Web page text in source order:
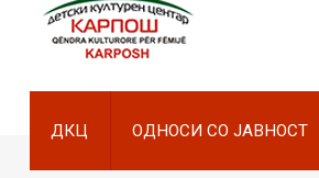
ОДНОСИ СО ЈАВНОСТ
ДКЦ ОДНОСИ СО ЈАВНОСТ